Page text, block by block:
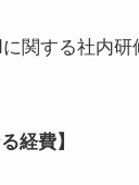
関する社内
経費】